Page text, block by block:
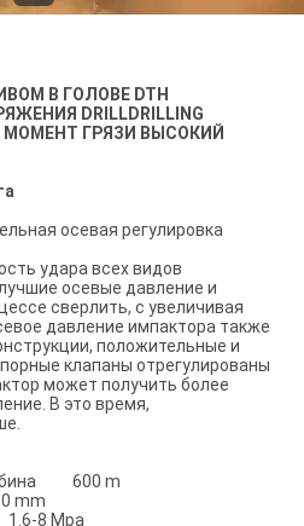
В ГОЛОВЕ DTH
DRILLDRILLING
ГРЯЗИ ВЫСОКИЙ
осевая регулировка
удара всех видов
осевые давление и
сверлить, с увеличивая
давление импактора также
положительные и
клапаны отрегулированы
может получить более
В это время,
600 m
mm
8 Mpa